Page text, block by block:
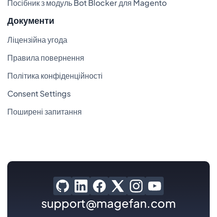
Посібник з модуль Bot Blocker для Magento
Документи
Ліцензійна угода
Правила повернення
Політика конфіденційності
Consent Settings
Поширені запитання
support@magefan.com